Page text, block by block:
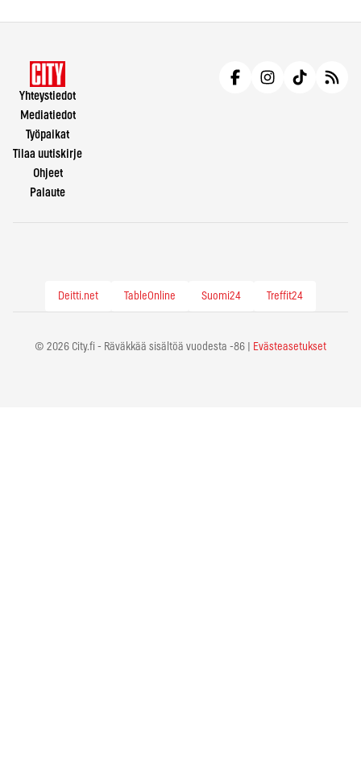
Yhteystiedot
Mediatiedot
Työpaikat
Tilaa uutiskirje
Ohjeet
Palaute
Deitti.net TableOnline Suomi24 Treffit24
© 2026 City.fi - Räväkkää sisältöä vuodesta -86 | Evästeasetukset